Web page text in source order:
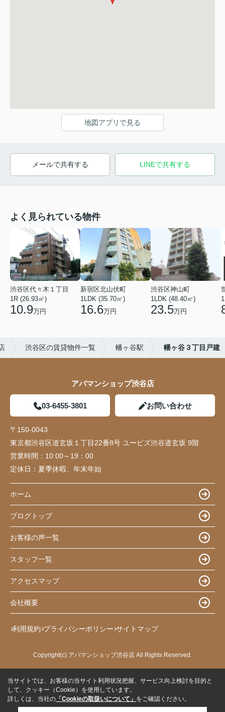
地図アプリで見る
メールで共有する LINEで共有する
よく見られている物件
渋谷区代々木１丁目
1R (26.93㎡)
10.9万円
新宿区北山伏町
1LDK (35.70㎡)
16.6万円
渋谷区神山町
1LDK (48.40㎡)
23.5万円
渋谷区の賃貸物件一覧 幡ヶ谷駅 幡ヶ谷３丁目戸建
アパマンショップ渋谷店
03-6455-3801 お問い合わせ
〒150-0043
東京都渋谷区道玄坂１丁目22番8号 ユービズ渋谷道玄坂 9階
営業時間： 10:00～19：00
定休日： 夏季休暇、年末年始
ホーム
ブログトップ
お客様の声一覧
スタッフ一覧
アクセスマップ
会社概要
利用規約 プライバシーポリシー サイトマップ
Copyright(c) アパマンショップ渋谷店 All Rights Reserved.
当サイトでは、お客様の当サイト利用状況把握、サービス向上検討を目的と
して、クッキー（Cookie）を使用しています。
詳しくは、当社の 「Cookieの取扱いについて」 をご確認ください。